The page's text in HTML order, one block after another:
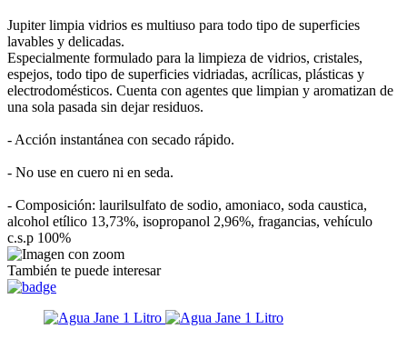
Jupiter limpia vidrios es multiuso para todo tipo de superficies
lavables y delicadas.
Especialmente formulado para la limpieza de vidrios, cristales,
espejos, todo tipo de superficies vidriadas, acrílicas, plásticas y
electrodomésticos. Cuenta con agentes que limpian y aromatizan de
una sola pasada sin dejar residuos.
- Acción instantánea con secado rápido.
- No use en cuero ni en seda.
- Composición: laurilsulfato de sodio, amoniaco, soda caustica,
alcohol etílico 13,73%, isopropanol 2,96%, fragancias, vehículo
c.s.p 100%
También te puede interesar